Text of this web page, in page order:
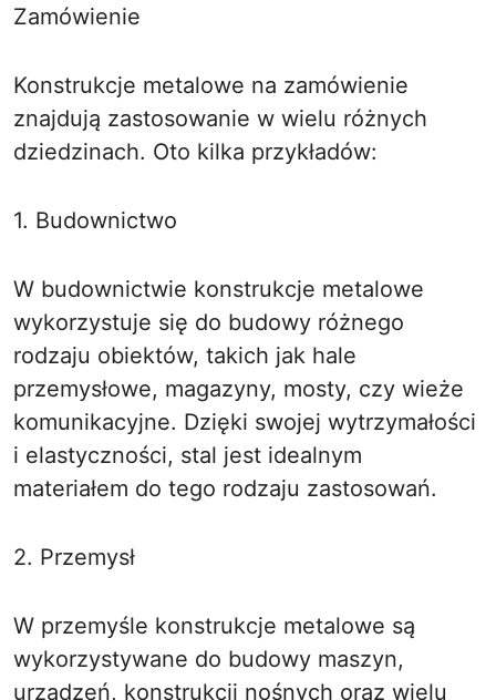
Zamówienie
Konstrukcje metalowe na zamówienie
znajdują zastosowanie w wielu różnych
dziedzinach. Oto kilka przykładów:
1. Budownictwo
W budownictwie konstrukcje metalowe
wykorzystuje się do budowy różnego
rodzaju obiektów, takich jak hale
przemysłowe, magazyny, mosty, czy wieże
komunikacyjne. Dzięki swojej wytrzymałości
i elastyczności, stal jest idealnym
materiałem do tego rodzaju zastosowań.
2. Przemysł
W przemyśle konstrukcje metalowe są
wykorzystywane do budowy maszyn,
urządzeń, konstrukcji nośnych oraz wielu